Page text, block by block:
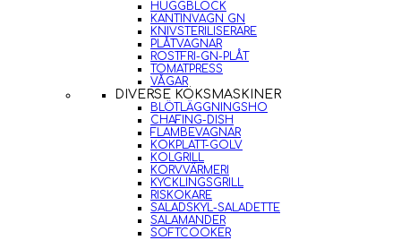
HUGGBLOCK
KANTINVAGN GN
KNIVSTERILISERARE
PLÅTVAGNAR
ROSTFRI-GN-PLÅT
TOMATPRESS
VÅGAR
DIVERSE KÖKSMASKINER
BLÖTLÄGGNINGSHO
CHAFING-DISH
FLAMBEVAGNAR
KOKPLATT-GOLV
KOLGRILL
KORVVÄRMERI
KYCKLINGSGRILL
RISKOKARE
SALADSKYL-SALADETTE
SALAMANDER
SOFTCOOKER